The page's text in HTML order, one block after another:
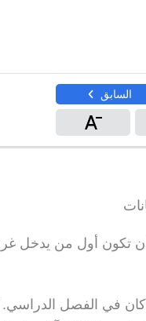
السابق
أن تكون أول من يدخل
في الفصل الدراسي.